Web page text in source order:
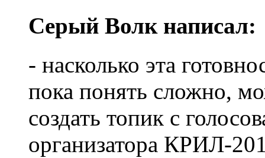
Серый Волк написал:
- насколько эта
пока понять сложно,
создать топик с
организатора КРИЛ-